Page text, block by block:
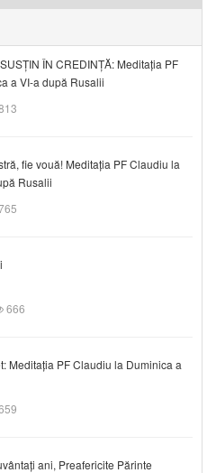
ÎN CREDINȚĂ: Meditația PF
a VI-a după Rusalii
fie vouă! Meditația PF Claudiu la
Rusalii
666
Meditația PF Claudiu la Duminica a
ani, Preafericite Părinte